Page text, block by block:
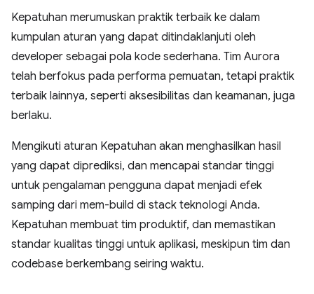
Kepatuhan merumuskan praktik terbaik ke dalam
kumpulan aturan yang dapat ditindaklanjuti oleh
developer sebagai pola kode sederhana. Tim Aurora
telah berfokus pada performa pemuatan, tetapi praktik
terbaik lainnya, seperti aksesibilitas dan keamanan, juga
berlaku.
Mengikuti aturan Kepatuhan akan menghasilkan hasil
yang dapat diprediksi, dan mencapai standar tinggi
untuk pengalaman pengguna dapat menjadi efek
samping dari mem-build di stack teknologi Anda.
Kepatuhan membuat tim produktif, dan memastikan
standar kualitas tinggi untuk aplikasi, meskipun tim dan
codebase berkembang seiring waktu.